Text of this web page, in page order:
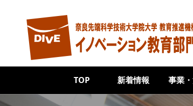
Main navigation
TOP 新着情報 事業